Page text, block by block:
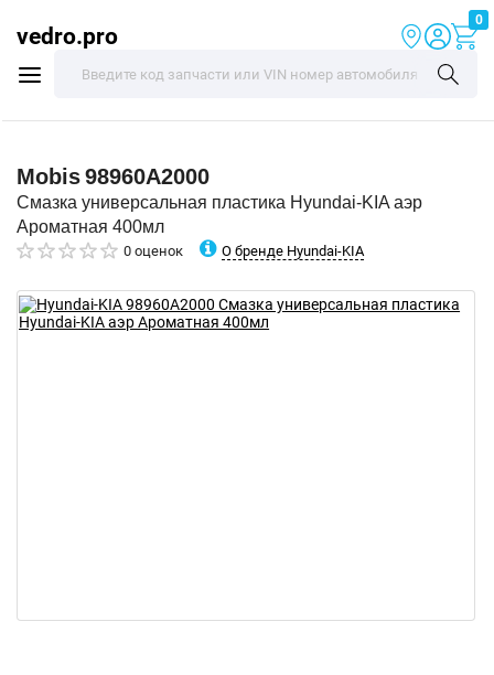
vedro.pro
0
Mobis98960A2000
Смазка универсальная пластика Hyundai-KIA аэр
Ароматная 400мл
0 оценок О бренде Hyundai-KIA